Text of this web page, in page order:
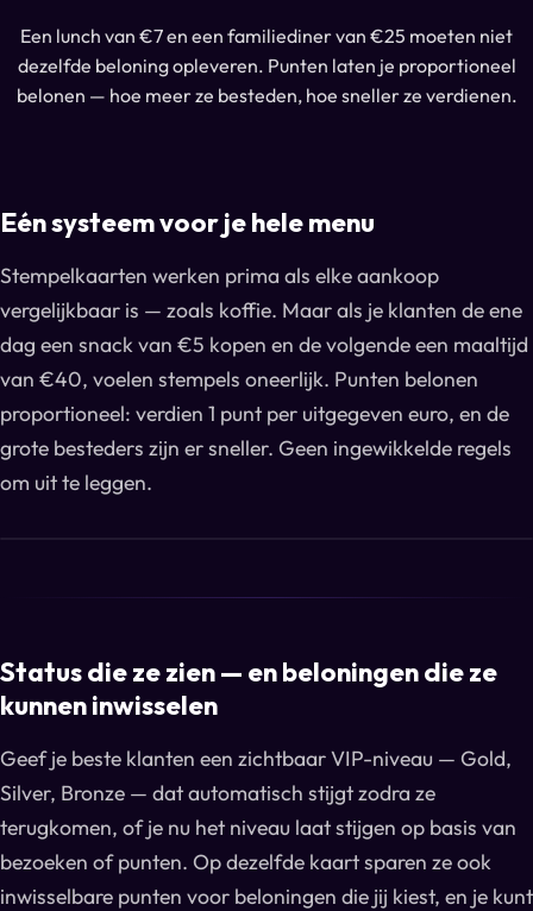
Een lunch van €7 en een familiediner van €25 moeten niet
dezelfde beloning opleveren. Punten laten je proportioneel
belonen — hoe meer ze besteden, hoe sneller ze verdienen.
Eén systeem voor je hele menu
Stempelkaarten werken prima als elke aankoop
vergelijkbaar is — zoals koffie. Maar als je klanten de ene
dag een snack van €5 kopen en de volgende een maaltijd
van €40, voelen stempels oneerlijk. Punten belonen
proportioneel: verdien 1 punt per uitgegeven euro, en de
grote besteders zijn er sneller. Geen ingewikkelde regels
om uit te leggen.
Status die ze zien — en beloningen die ze
kunnen inwisselen
Geef je beste klanten een zichtbaar VIP-niveau — Gold,
Silver, Bronze — dat automatisch stijgt zodra ze
terugkomen, of je nu het niveau laat stijgen op basis van
bezoeken of punten. Op dezelfde kaart sparen ze ook
inwisselbare punten voor beloningen die jij kiest, en je kunt